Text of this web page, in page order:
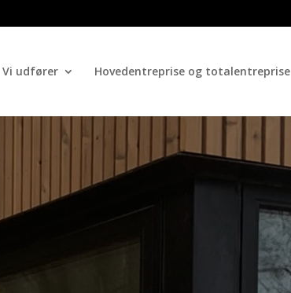
Vi udfører Hovedentreprise og totalentreprise